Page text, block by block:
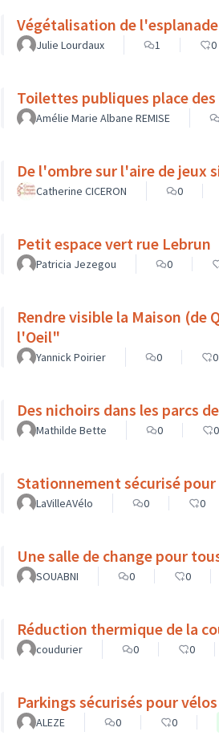
Végétalisation de
Julie Lourdaux 1 0
Toilettes publiques place
Amélie Marie Albane REMISE
De l'ombre sur l'aire de jeux
Catherine CICERON 0
Petit espace vert rue Lebrun
Patricia Jezegou 0
Rendre visible la Maison (de
l'Oeil"
Yannick Poirier 0 0
Des nichoirs dans les parcs
Mathilde Bette 0 0
Stationnement sécurisé pour
LaVilleAVélo 0 0
Une salle de change pour
SOUABNI 0 0
Réduction thermique de la
coudurier 0 0
Parkings sécurisés pour vélos
ALEZE 0 0